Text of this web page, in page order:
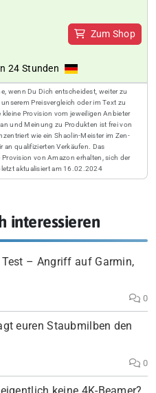
Zum Shop
24 Stunden
wenn Du Dich entscheidest, weiter zu
Preisvergleich oder im Text zu
Provision vom jeweiligen Anbieter
und Meinung zu Produkten ist frei von
wie ein Shaolin-Meister im Zen-
an qualifizierten Verkäufen. Das
von Amazon erhalten, sich der
aktualisiert am 16.02.2024
interessieren
Test – Angriff auf Garmin,
0
euren Staubmilben den
0
keine 4K-Beamer?